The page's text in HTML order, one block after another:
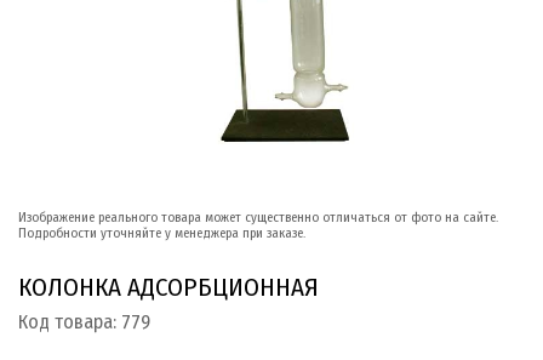
Изображение реального товара может существенно отличаться от фото на сайте.
Подробности уточняйте у менеджера при заказе.
КОЛОНКА АДСОРБЦИОННАЯ
Код товара: 779